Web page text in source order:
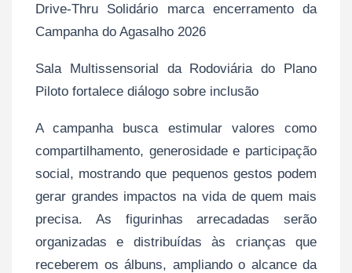
Drive-Thru Solidário marca encerramento da
Campanha do Agasalho 2026
Sala Multissensorial da Rodoviária do Plano
Piloto fortalece diálogo sobre inclusão
A campanha busca estimular valores como
compartilhamento, generosidade e participação
social, mostrando que pequenos gestos podem
gerar grandes impactos na vida de quem mais
precisa. As figurinhas arrecadadas serão
organizadas e distribuídas às crianças que
receberem os álbuns, ampliando o alcance da